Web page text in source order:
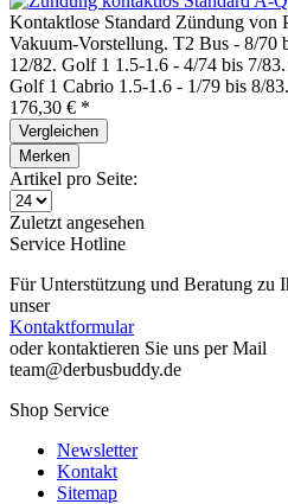
Kontaktlose Standard Zündung von
Vakuum-Vorstellung. T2 Bus - 8/70
12/82. Golf 1 1.5-1.6 - 4/74 bis 7/
Golf 1 Cabrio 1.5-1.6 - 1/79 bis 8/
176,30 € *
Vergleichen
Merken
Artikel pro Seite:
Zuletzt angesehen
Service Hotline
Für Unterstützung und Beratung zu
unser
Kontaktformular
oder kontaktieren Sie uns per Mail
team@derbusbuddy.de
Shop Service
Newsletter
Kontakt
Sitemap